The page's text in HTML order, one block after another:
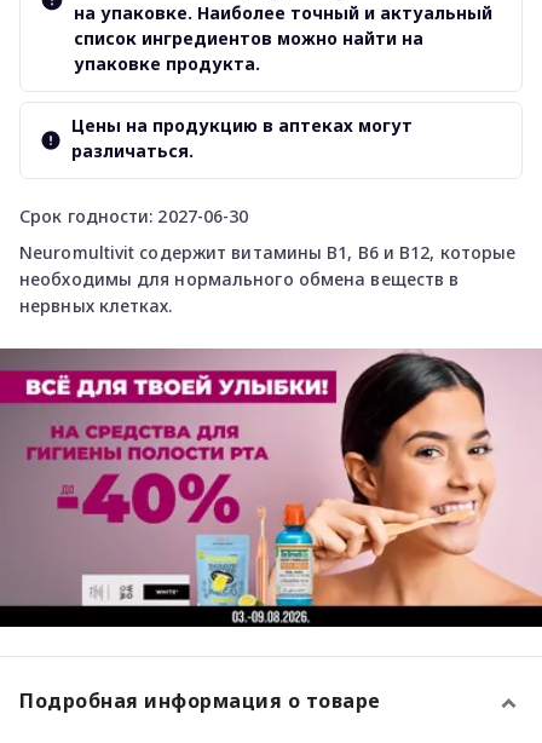
Срок годности: 2027-06-30
Neuromultivit содержит витамины B1, B6 и B12, которые
необходимы для нормального обмена веществ в
нервных клетках.
на упаковке. Наиболее точный и актуальный
список ингредиентов можно найти на
упаковке продукта.
Цены на продукцию в аптеках могут
различаться.
Подробная информация о товаре